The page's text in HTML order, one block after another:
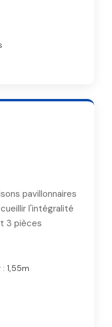
pavillonnaires
l'intégralité
3 pièces
1,55m